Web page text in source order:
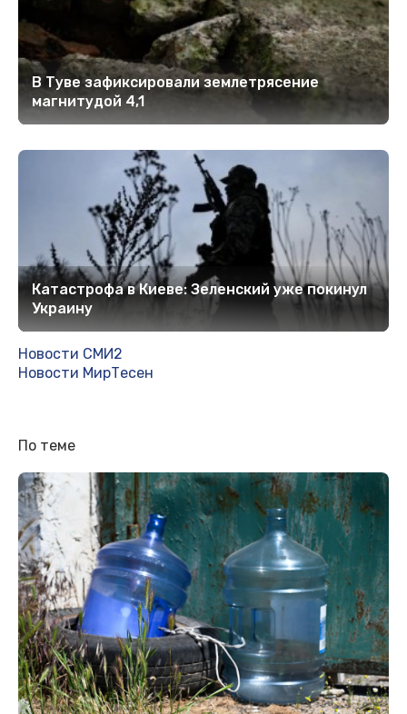
В Туве зафиксировали землетрясение
магнитудой 4,1
Катастрофа в Киеве: Зеленский уже покинул
Украину
Новости СМИ2
Новости МирТесен
По теме